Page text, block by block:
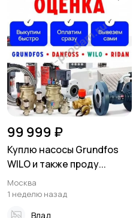
99 999 ₽
Куплю насосы Grundfos
WILO и также проду...
Москва
1 неделю назад
Влад